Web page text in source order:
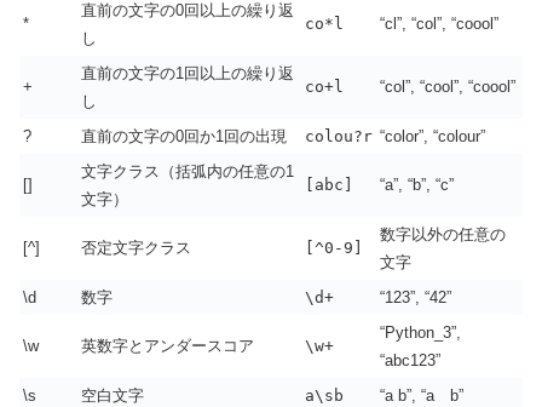
*
直前の文字の0回以上の繰り返
し
co*l “cl”, “col”, “coool”
+
直前の文字の1回以上の繰り返
し
co+l “col”, “cool”, “coool”
? 直前の文字の0回か1回の出現 colou?r “color”, “colour”
[]
文字クラス（括弧内の任意の1
文字）
[abc] “a”, “b”, “c”
[^] 否定文字クラス [^0-9]
数字以外の任意の
文字
\d
数字 \d+ “123”, “42”
\w 英数字とアンダースコア \w+
“Python_3”,
“abc123”
\s
空白文字 a\sb “a b”, “a b”